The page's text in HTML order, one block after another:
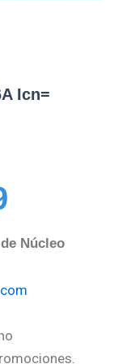
Icn=
Núcleo